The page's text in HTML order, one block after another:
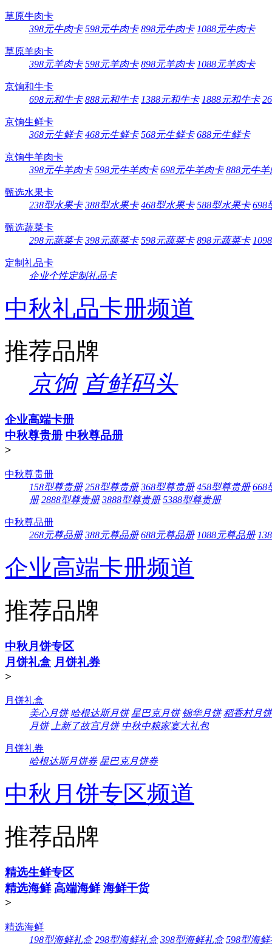
草原牛肉卡
398元牛肉卡 598元牛肉卡 898元牛肉卡 1088元牛肉卡
草原羊肉卡
398元羊肉卡 598元羊肉卡 898元羊肉卡 1088元羊肉卡
京饷和牛卡
698元和牛卡 888元和牛卡 1388元和牛卡 1888元和牛卡
京饷生鲜卡
368元生鲜卡 468元生鲜卡 568元生鲜卡 688元生鲜卡
京饷牛羊肉卡
398元牛羊肉卡 598元牛羊肉卡 698元牛羊肉卡 888元牛羊
甄选水果卡
238型水果卡 388型水果卡 468型水果卡 588型水果卡 698
甄选蔬菜卡
298元蔬菜卡 398元蔬菜卡 598元蔬菜卡 898元蔬菜卡
定制礼品卡
企业个性定制礼品卡
中秋礼品卡册频道
推荐品牌
京饷 首鲜码头
企业高端卡册
中秋尊贵册 中秋尊品册
>
中秋尊贵册
158型尊贵册 258型尊贵册 368型尊贵册 458型尊贵册 668
册 2888型尊贵册 3888型尊贵册 5388型尊贵册
中秋尊品册
268元尊品册 388元尊品册 688元尊品册 1088元尊品册
企业高端卡册频道
推荐品牌
中秋月饼专区
月饼礼盒 月饼礼券
>
月饼礼盒
美心月饼 哈根达斯月饼 星巴克月饼 锦华月饼 稻香村月饼
月饼
上新了故宫月饼 中秋中粮家宴大礼包
月饼礼券
哈根达斯月饼券 星巴克月饼券
中秋月饼专区频道
推荐品牌
精选生鲜专区
精选海鲜 高端海鲜 海鲜干货
>
精选海鲜
198型海鲜礼盒 298型海鲜礼盒 398型海鲜礼盒 598型海鲜